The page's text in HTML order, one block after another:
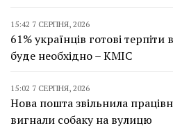
15:42 7 СЕРПНЯ, 2026
61% українців готові терпіти
буде необхідно – КМІС
15:02 7 СЕРПНЯ, 2026
Нова пошта звільнила
вигнали собаку на вулицю